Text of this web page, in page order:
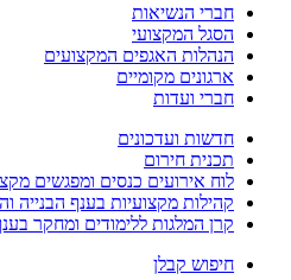
חברי הנשיאות
הסגל המקצועי
הנהלות האגפים המקצועים
ארגונים מקומיים
חברי ועדות
חדשות ועדכונים
תכנית חירום
לוח אירועים כנסים ומפגשים
קהילות מקצועיות בענף הבנייה
קרן המלגות ללימודים ומחקר
חיפוש קבלן